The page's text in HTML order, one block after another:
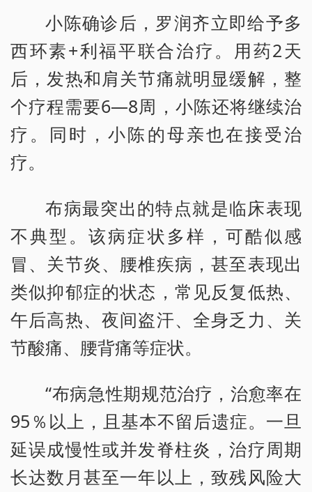
小陈确诊后，罗润齐立即给予多
西环素+利福平联合治疗。用药2天
后，发热和肩关节痛就明显缓解，整
个疗程需要6—8周，小陈还将继续治
疗。同时，小陈的母亲也在接受治
疗。
布病最突出的特点就是临床表现
不典型。该病症状多样，可酷似感
冒、关节炎、腰椎疾病，甚至表现出
类似抑郁症的状态，常见反复低热、
午后高热、夜间盗汗、全身乏力、关
节酸痛、腰背痛等症状。
“布病急性期规范治疗，治愈率在
95％以上，且基本不留后遗症。一旦
延误成慢性或并发脊柱炎，治疗周期
长达数月甚至一年以上，致残风险大